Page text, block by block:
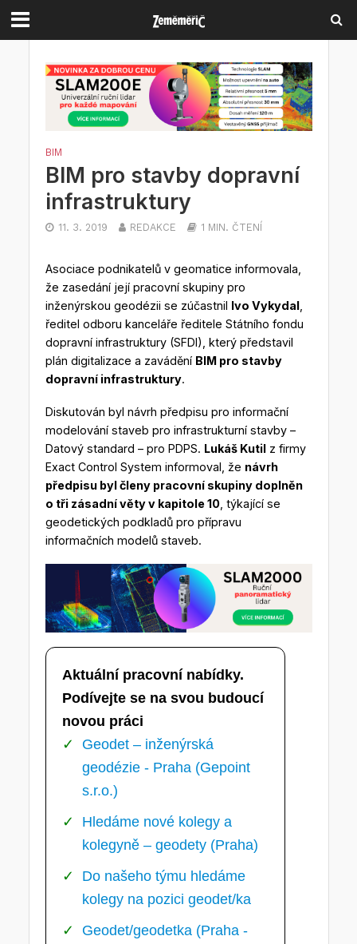
BIM
BIM pro stavby dopravní
infrastruktury
11. 3. 2019 REDAKCE 1 MIN. ČTENÍ
Asociace podnikatelů v geomatice informovala,
že zasedání její pracovní skupiny pro
inženýrskou geodézii se zúčastnil Ivo Vykydal,
ředitel odboru kanceláře ředitele Státního fondu
dopravní infrastruktury (SFDI), který představil
plán digitalizace a zavádění BIM pro stavby
dopravní infrastruktury.
Diskutován byl návrh předpisu pro informační
modelování staveb pro infrastrukturní stavby –
Datový standard – pro PDPS. Lukáš Kutilz firmy
Exact Control System informoval, že návrh
předpisu byl členy pracovní skupiny doplněn
o tři zásadní věty v kapitole 10, týkající se
geodetických podkladů pro přípravu
informačních modelů staveb.
Aktuální pracovní nabídky.
Podívejte se na svou budoucí
novou práci
Geodet – inženýrská
geodézie - Praha (Gepoint
s.r.o.)
Hledáme nové kolegy a
kolegyně – geodety (Praha)
Do našeho týmu hledáme
kolegy na pozici geodet/ka
Geodet/geodetka (Praha -